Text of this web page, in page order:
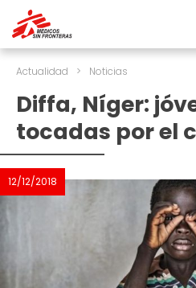
Actualidad > Noticias
Diffa, Níger:
tocadas por el
12/12/2018